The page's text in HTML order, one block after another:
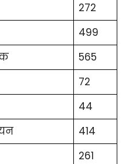
272
499
565
72
44
414
261